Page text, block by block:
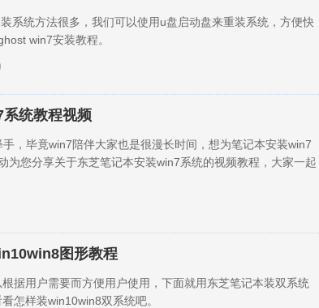
系统方法很多，我们可以使用u盘启动盘来重装系统，方便快
win7安装教程。
统教程视频
，毕竟win7陪伴大家也是很漫长时间，想为笔记本安装win7
为您分享关于东芝笔记本安装win7系统的视频教程，大家一起
图形教程
据用户需要而方便用户使用，下面就用东芝笔记本装双系统
怎样装win10win8双系统吧。